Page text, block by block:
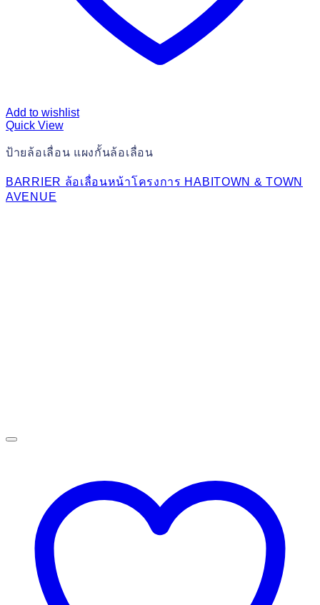
Add to wishlist
Quick View
ป้ายล้อเลื่อน แผงกั้นล้อเลื่อน
BARRIER ล้อเลื่อนหน้าโครงการ HABITOWN & TOWN
AVENUE